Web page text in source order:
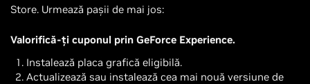
Store. Urmează pașii de mai jos:
Valorifică-ți cuponul prin GeForce Experience.
Instalează placa grafică eligibilă.
Actualizează sau instalează cea mai nouă versiune de